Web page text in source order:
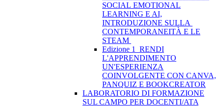
SOCIAL EMOTIONAL
LEARNING E AI,
INTRODUZIONE SULLA
CONTEMPORANEITÀ E LE
STEAM
Edizione 1_RENDI
L'APPRENDIMENTO
UN'ESPERIENZA
COINVOLGENTE CON CANVA,
PANQUIZ E BOOKCREATOR
LABORATORIO DI FORMAZIONE
SUL CAMPO PER DOCENTI/ATA